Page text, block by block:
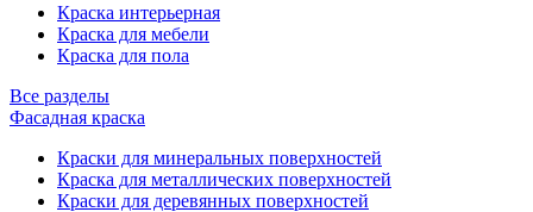
Краска интерьерная
Краска для мебели
Краска для пола
Все разделы
Фасадная краска
Краски для минеральных поверхностей
Краска для металлических поверхностей
Краски для деревянных поверхностей